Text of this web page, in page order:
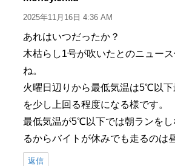
り:
2025年11月16日 4:36 AM
あれはいつだったか？
木枯らし1号が吹いたとのニュー
ね。
火曜日辺りから最低気温は5℃以
を少し上回る程度になる様です。
最低気温が5℃以下では朝ランをし
るからバイトが休みでも走るのは
返信